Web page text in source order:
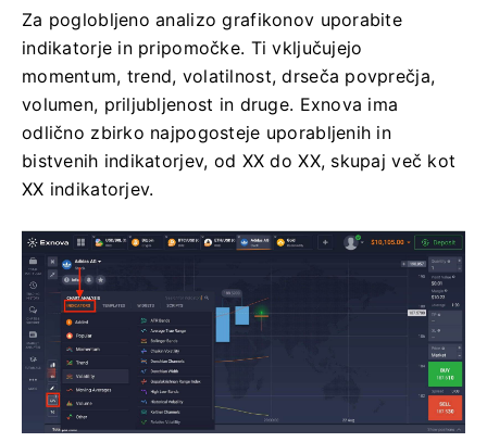
Za poglobljeno analizo grafikonov uporabite
indikatorje in pripomočke. Ti vključujejo
momentum, trend, volatilnost, drseča povprečja,
volumen, priljubljenost in druge. Exnova ima
odlično zbirko najpogosteje uporabljenih in
bistvenih indikatorjev, od XX do XX, skupaj več kot
XX indikatorjev.